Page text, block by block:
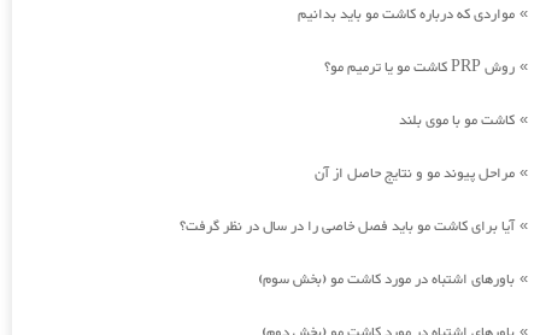
» مواردی که درباره کاشت مو باید بدانیم
» روش PRP کاشت مو یا ترمیم مو؟
» کاشت مو با موی بلند
» مراحل پیوند مو و نتایج حاصل از آن
»آیا برای کاشت مو باید فصل خاصی را در سال در نظر گرفت؟
» باورهای اشتباه در مورد کاشت مو (بخش سوم)
»